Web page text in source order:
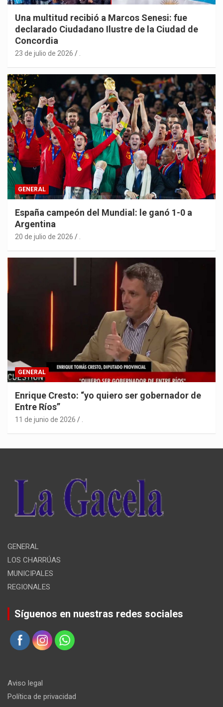
Una multitud recibió a Marcos Senesi: fue
declarado Ciudadano Ilustre de la Ciudad de
Concordia
23 de julio de 2026
GENERAL
España campeón del Mundial: le ganó 1-0 a
Argentina
20 de julio de 2026
GENERAL
Enrique Cresto: “yo quiero ser gobernador de
Entre Ríos”
11 de junio de 2026 .
GENERAL
LOS CHARRÚAS
MUNICIPALES
REGIONALES
Síguenos en nuestras redes sociales
Aviso legal
Política de privacidad